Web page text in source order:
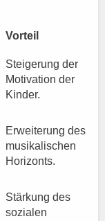
Vorteil
Steigerung der
Motivation der
Kinder.
Erweiterung des
musikalischen
Horizonts.
Stärkung des
sozialen